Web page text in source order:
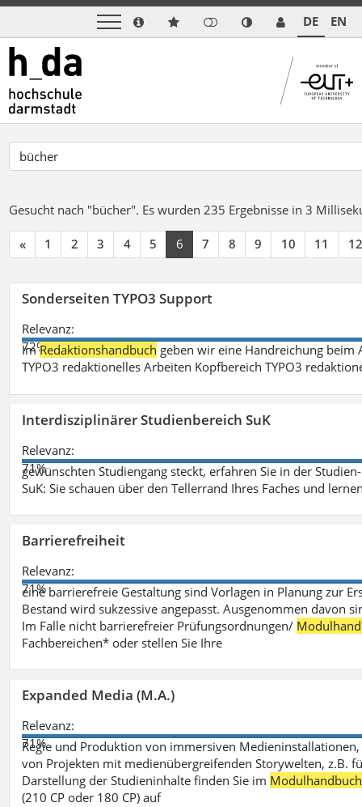
DE EN
Gesucht nach "bücher". Es wurden 235 Ergebnisse in 3
« 1 2 3 4 5 6 7 8 9 10 11 12
Sonderseiten TYPO3 Support
Relevanz:
72%
ImRedaktionshandbuch geben wir eine Handreichung beim
TYPO3 redaktionelles Arbeiten Kopfbereich TYPO3
Interdisziplinärer Studienbereich SuK
Relevanz:
71%
gewünschten Studiengang steckt, erfahren Sie in der
SuK: Sie schauen über den Tellerrand Ihres Faches und
Barrierefreiheit
Relevanz:
71%
eine barrierefreie Gestaltung sind Vorlagen in Planung zur
Bestand wird sukzessive angepasst. Ausgenommen davon
Im Falle nicht barrierefreier Prüfungsordnungen/
Fachbereichen* oder stellen Sie Ihre
Expanded Media (M.A.)
Relevanz:
71%
Regie und Produktion von immersiven
von Projekten mit medienübergreifenden Storywelten, z.B.
Darstellung der Studieninhalte finden Sie im Modulhandbuch
(210 CP oder 180 CP) auf